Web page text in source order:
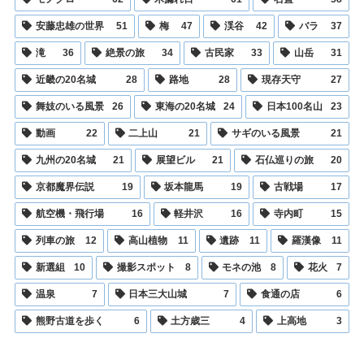
安藤忠雄の世界 51 梅 47 渓谷 42 バラ 37
滝 36 絶景の旅 34 古民家 33 山岳 31
近畿の20名城 28 路地 28 現存天守 27
舞妓のいる風景 26 東海の20名城 24 日本100名山 23
動画 22 二上山 21 サギのいる風景 21
九州の20名城 21 展望ビル 21 石仏巡りの旅 20
京都魔界伝説 19 坂本龍馬 19 古戦場 17
航空機・飛行場 16 軽井沢 16 寺内町 15
列車の旅 12 高山植物 11 遺跡 11 羅漢像 11
新選組 10 撮影スポット 8 モネの池 8 花火 7
温泉 7 日本三大山城 7 食通の店 6
熊野古道を歩く 6 土方歳三 4 上高地 3